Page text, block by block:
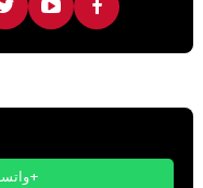
واتساب: 21698157879+